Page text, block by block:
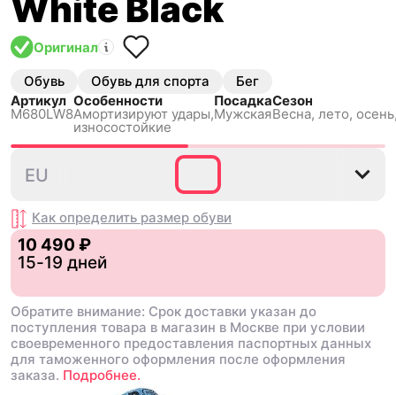
White Black
Оригинал
Обувь Обувь для спорта
Бег
Артикул
M680LW8
Особенности
Амортизируют удары,
износостойкие
Посадка
Мужская
Сезон
Весна, лето,
42.5
EU
Как определить размер обуви
10 490 ₽
15-19 дней
Обратите внимание: Срок доставки указан до
поступления товара в магазин в Москве при условии
своевременного предоставления паспортных данных
для таможенного оформления после оформления
заказа. Подробнее.